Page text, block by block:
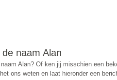
naam Alan
Alan? Of ken jij misschien een
ons weten en laat hieronder een